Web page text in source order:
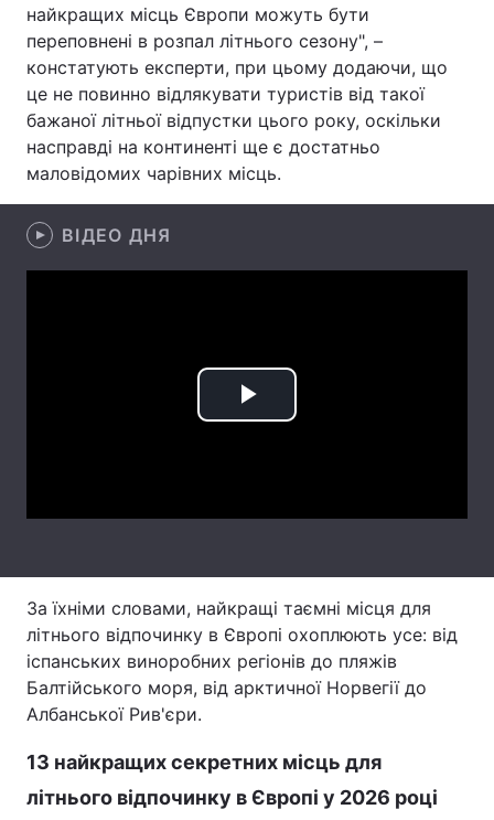
Відео з Youtube Статті
Інтерв'ю Думки
Архів Вакансії
Контакти
Послуги
найкращих місць Європи можуть бути
переповнені в розпал літнього сезону", –
констатують експерти, при цьому додаючи, що
це не повинно відлякувати туристів від такої
бажаної літньої відпустки цього року, оскільки
насправді на континенті ще є достатньо
маловідомих чарівних місць.
ВІДЕО ДНЯ
Play
За їхніми словами, найкращі таємні місця для
літнього відпочинку в Європі охоплюють усе: від
іспанських виноробних регіонів до пляжів
Балтійського моря, від арктичної Норвегії до
Албанської Рив'єри.
13 найкращих секретних місць для
літнього відпочинку в Європі у 2026 році